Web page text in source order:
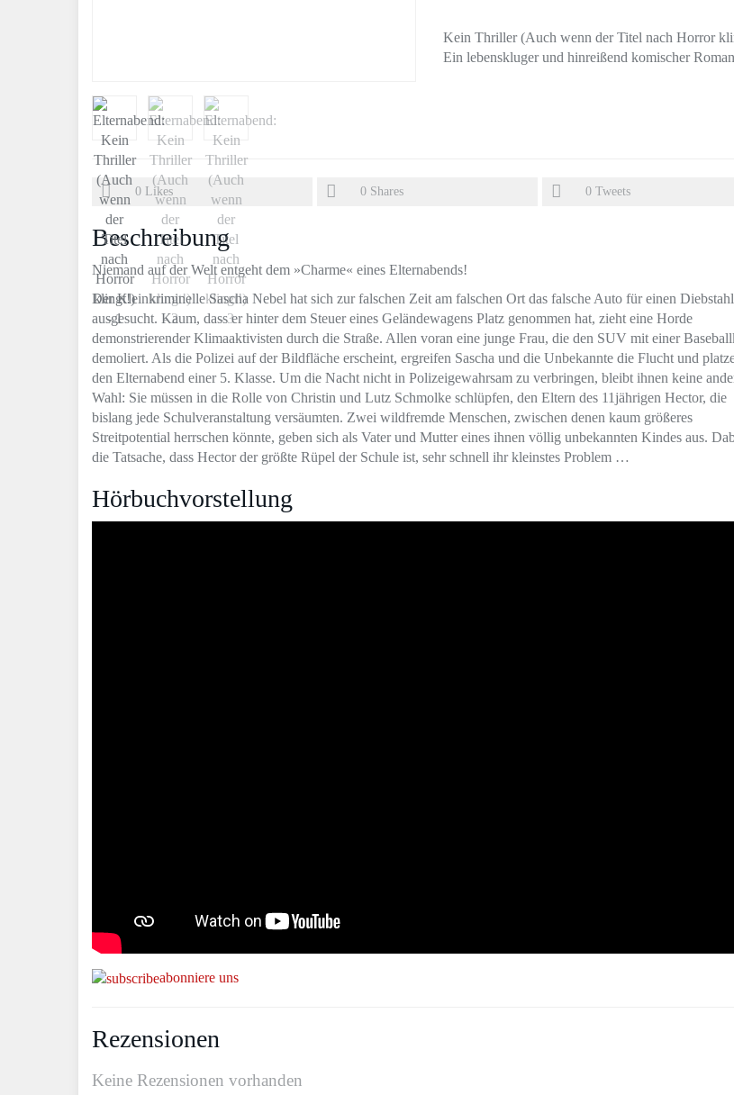
Kein Thriller (Auch wenn der Titel nach Horror
Ein lebenskluger und hinreißend komischer
0 Likes 0 Shares 0 Tweets
Beschreibung
Niemand auf der Welt entgeht dem »Charme« eines Elternabends!
Der Kleinkriminelle Sascha Nebel hat sich zur falschen Zeit am falschen Ort das falsche Auto für einen Diebstahl
ausgesucht. Kaum, dass er hinter dem Steuer eines Geländewagens Platz genommen hat, zieht eine Horde
demonstrierender Klimaaktivisten durch die Straße. Allen voran eine junge Frau, die den SUV mit einer
demoliert. Als die Polizei auf der Bildfläche erscheint, ergreifen Sascha und die Unbekannte die Flucht und
den Elternabend einer 5. Klasse. Um die Nacht nicht in Polizeigewahrsam zu verbringen, bleibt ihnen keine
Wahl: Sie müssen in die Rolle von Christin und Lutz Schmolke schlüpfen, den Eltern des 11jährigen Hector, die
bislang jede Schulveranstaltung versäumten. Zwei wildfremde Menschen, zwischen denen kaum größeres
Streitpotential herrschen könnte, geben sich als Vater und Mutter eines ihnen völlig unbekannten Kindes aus.
die Tatsache, dass Hector der größte Rüpel der Schule ist, sehr schnell ihr kleinstes Problem …
Hörbuchvorstellung
abonniere uns
Rezensionen
Keine Rezensionen vorhanden